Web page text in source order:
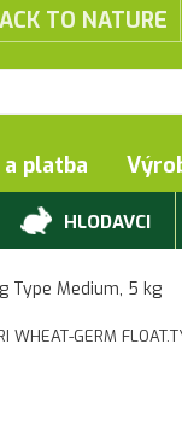
TO NATURE
platba
HLODAVCI
Type Medium, 5 kg
WHEAT-GERM